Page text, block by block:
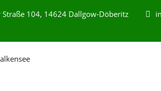
Straße 104, 14624 Dallgow-Döberitz